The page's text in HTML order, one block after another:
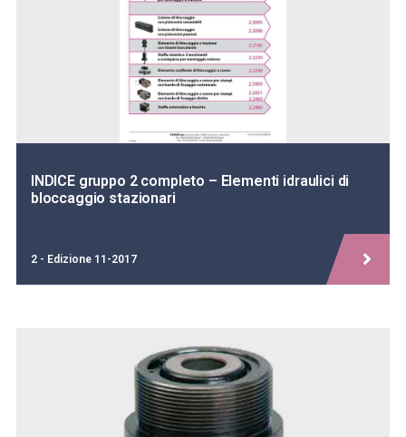
INDICE gruppo 2 completo – Elementi idraulici di
bloccaggio stazionari
2 - Edizione 11-2017